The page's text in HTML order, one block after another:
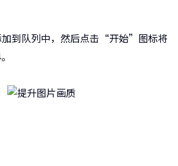
加到队列中，然后点击“开始”图标将